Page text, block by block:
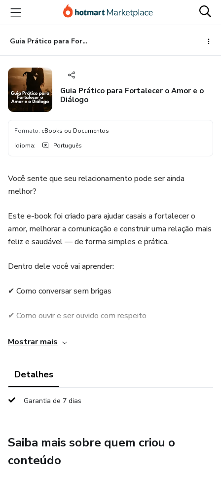
para
conteúdo
principal
para
pagamento
para
rodapé
Guia Prático para Fortalecer o Amor e o Diálogo
Guia Prático para Fortalecer o Amor e o
Diálogo
Formato: eBooks ou Documentos
Idioma: Português
Você sente que seu relacionamento pode ser ainda
melhor?
Este e-book foi criado para ajudar casais a fortalecer o
amor, melhorar a comunicação e construir uma relação mais
feliz e saudável — de forma simples e prática.
Dentro dele você vai aprender:
✔ Como conversar sem brigas
✔ Como ouvir e ser ouvido com respeito
✔ Atitudes simples que aumentam o amor no dia a dia
Tudo com linguagem fácil, direta e que realmente funciona
na vida real.
aproximar mais do parceiro(a) e viver com mais harmonia.
Se você deseja um relacionamento mais forte, leve e cheio
Mostrar mais
Detalhes
Garantia de 7 dias
Saiba mais sobre quem criou o
conteúdo